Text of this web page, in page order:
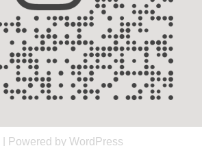
| Powered by WordPress